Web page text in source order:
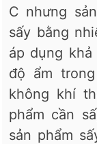
C nhưng
sấy bằng
áp dụng
độ ẩm
không khí
phẩm cần
sản phẩm